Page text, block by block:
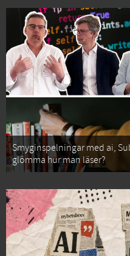
Smyginspelningar med ai,
glömma hur man läser?